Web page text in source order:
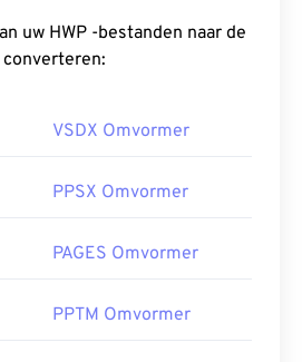
naar de
VSDX Omvormer
PPSX Omvormer
PAGES Omvormer
PPTM Omvormer